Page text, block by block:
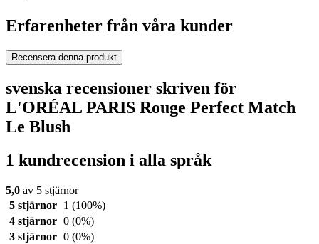
Erfarenheter från våra kunder
Recensera denna produkt
svenska recensioner skriven för
L'ORÉAL PARIS Rouge Perfect Match
Le Blush
1 kundrecension i alla språk
5,0 av 5 stjärnor
5 stjärnor
1 (100%)
4 stjärnor 0 (0%)
3 stjärnor 0 (0%)